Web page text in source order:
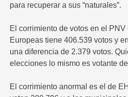
para recuperar a sus “naturales”.
El corrimiento de votos en el
Europeas tiene 406.539 votos y
una diferencia de 2.379 votos.
elecciones lo mismo es votante
El corrimiento anormal es el de